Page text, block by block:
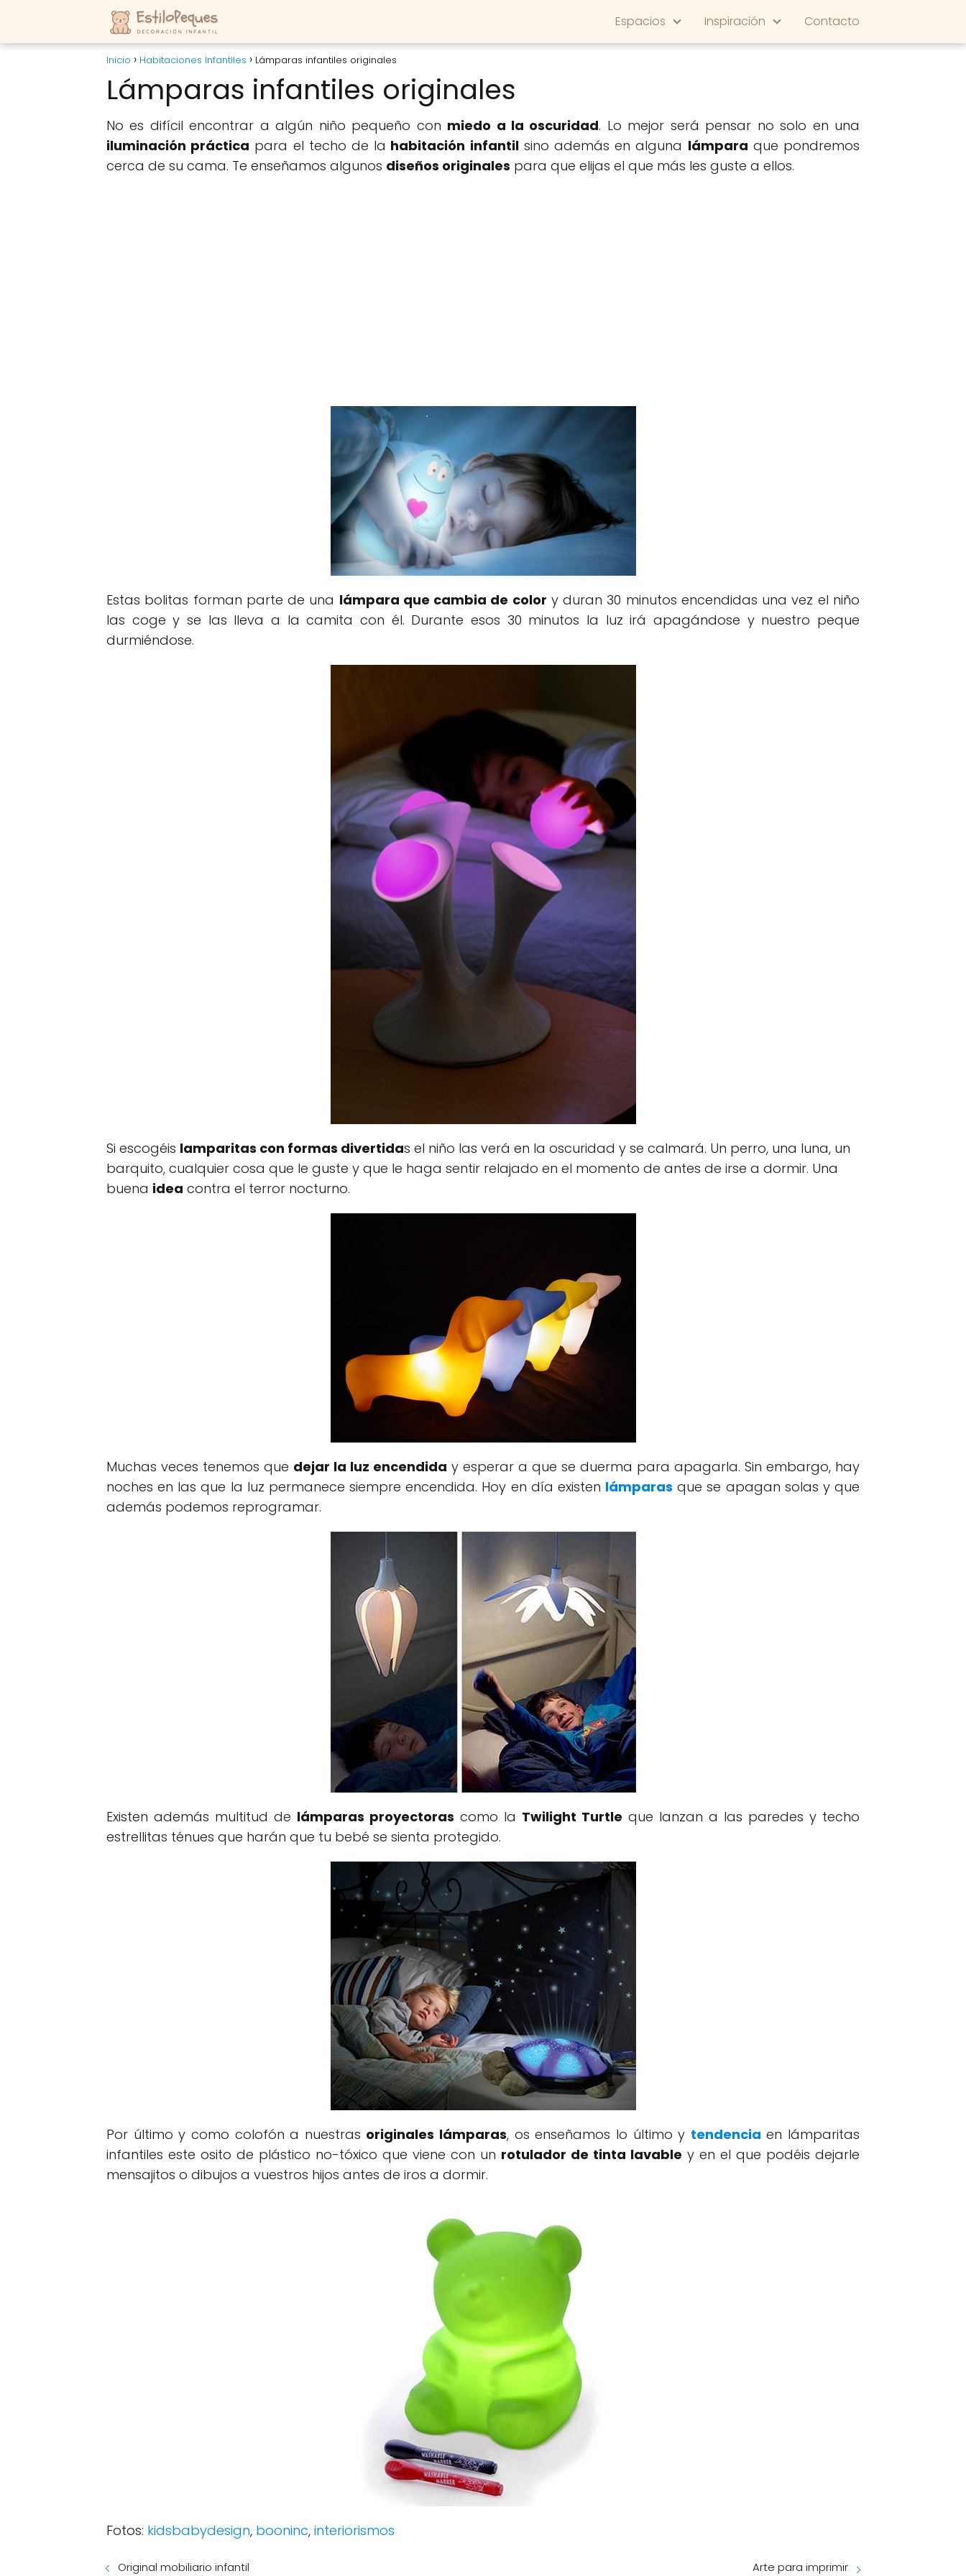
Espacios Inspiración Contacto
Inicio Habitaciones Infantiles Lámparas infantiles originales
Lámparas infantiles originales
No es difícil encontrar a algún niño pequeño con miedo a la oscuridad. Lo mejor será pensar no solo en una
iluminación práctica para el techo de la habitación infantilsino además en alguna lámpara que pondremos
cerca de su cama. Te enseñamos algunos diseños originales para que elijas el que más les guste a ellos.
Estas bolitas forman parte de una lámpara que cambia de color y duran 30 minutos encendidas una vez el niño
las coge y se las lleva a la camita con él. Durante esos 30 minutos la luz irá apagándose y nuestro peque
durmiéndose.
Si escogéis lamparitas con formas divertidas el niño las verá en la oscuridad y se calmará. Un perro, una luna, un
barquito, cualquier cosa que le guste y que le haga sentir relajado en el momento de antes de irse a dormir. Una
buena idea contra el terror nocturno.
Muchas veces tenemos que dejar la luz encendida y esperar a que se duerma para apagarla. Sin embargo, hay
noches en las que la luz permanece siempre encendida. Hoy en día existen lámparas que se apagan solas y que
además podemos reprogramar.
Existen además multitud de lámparas proyectoras como la Twilight Turtle que lanzan a las paredes y techo
estrellitas ténues que harán que tu bebé se sienta protegido.
Por último y como colofón a nuestras originales lámparas, os enseñamos lo último y tendencia en lámparitas
infantiles este osito de plástico no-tóxico que viene con un rotulador de tinta lavable y en el que podéis dejarle
mensajitos o dibujos a vuestros hijos antes de iros a dormir.
Fotos: kidsbabydesign, booninc, interiorismos
Original mobiliario infantil Arte para imprimir